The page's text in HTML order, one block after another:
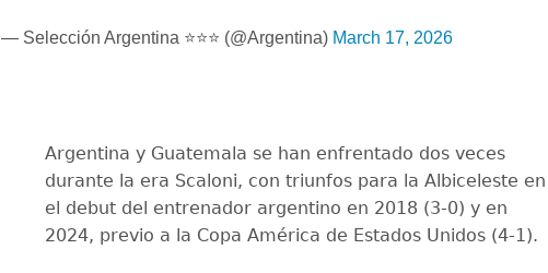
— Selección Argentina ⭐⭐⭐ (@Argentina) March 17, 2026
Argentina y Guatemala se han enfrentado dos veces
durante la era Scaloni, con triunfos para la Albiceleste en
el debut del entrenador argentino en 2018 (3-0) y en
2024, previo a la Copa América de Estados Unidos (4-1).